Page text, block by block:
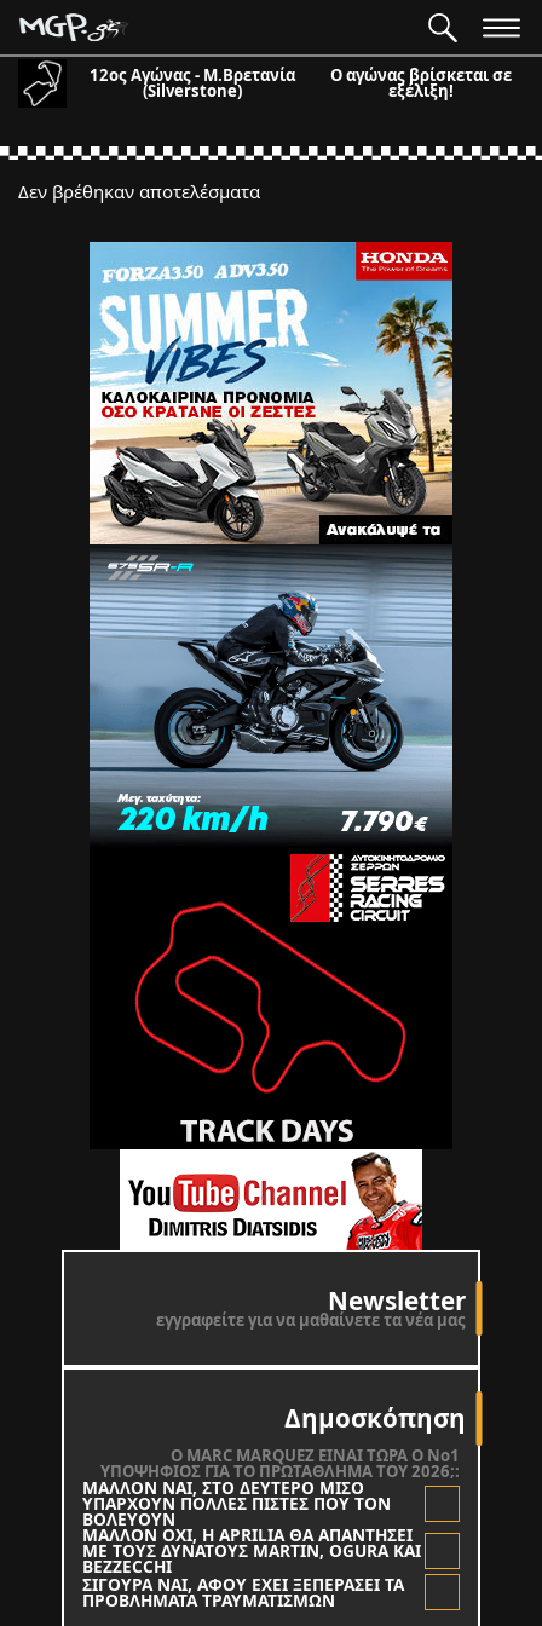
12ος Αγώνας - Μ.Βρετανία
(Silverstone)
Ο αγώνας βρίσκεται σε
εξέλιξη!
Newsletter
εγγραφείτε για να μαθαίνετε τα νέα μας
Δημοσκόπηση
O MARC MARQUEZ ΕΙΝΑΙ ΤΩΡΑ Ο Νο1
ΥΠΟΨΗΦΙΟΣ ΓΙΑ ΤΟ ΠΡΩΤΑΘΛΗΜΑ ΤΟΥ 2026;:
ΜΑΛΛΟΝ ΝΑΙ, ΣΤΟ ΔΕΥΤΕΡΟ ΜΙΣΟ
ΥΠΑΡΧΟΥΝ ΠΟΛΛΕΣ ΠΙΣΤΕΣ ΠΟΥ ΤΟΝ
ΒΟΛΕΥΟΥΝ
ΜΑΛΛΟΝ ΟΧΙ, Η APRILIA ΘΑ ΑΠΑΝΤΗΣΕΙ
ΜΕ ΤΟΥΣ ΔΥΝΑΤΟΥΣ MARTIN, OGURA KAI
BEZZECCHI
ΣΙΓΟΥΡΑ ΝΑΙ, ΑΦΟΥ ΕΧΕΙ ΞΕΠΕΡΑΣΕΙ ΤΑ
ΠΡΟΒΛΗΜΑΤΑ ΤΡΑΥΜΑΤΙΣΜΩΝ
Δεν βρέθηκαν αποτελέσματα